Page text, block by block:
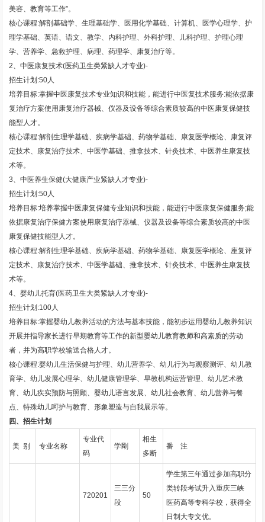
美容、教育等工作”。
核心课程:解剖基础学、生理基础学、医用化学基础、计算机、医学心理学、护
理学基础、英语、语文、教学、内科护理、外科护理、儿科护理、护理心理
学、营养学、急救护理、病理、药理学、康复治疗等。
2、中医康复技术(医药卫生类紧缺人才专业)-
招生计划:50人
培养目标:掌握中医康复技术专业知识和技能，能进行中医复技术服务:能依据康
复治疗方案使用康复治疗器械、仪器及设备等综合素质较高的中医康复保健技
能型人才。
核心课程:解剖生理学基础、疾病学基础、药物学基础、康复医学概论、康复评
定技术、康复治疗技术、中医学基础、推拿技术、针灸技术、中医养生康复技
术等。
3、中医养生保健(大健康产业紧缺人才专业)-
招生计划:50人
培养目标:培养掌握中医康复保健专业知识和技能，能进行中医康复保健服务;能
依据康复治疗保健方案使用康复治疗器械、仪器及设备等综合素质较高的中医
康复保健技能型人才。
核心课程:解剂生理学基础、疾病学基础、药物学基础、康复医学概论、座复评
定技术、康复治疗技术、中医学基础、推拿技术、针灸技术、中医养生康复技
术等。
4、婴幼儿托育(医药卫生大类紧缺人才专业)-
招生计划:100人
培养目标:掌握婴幼儿教养活动的方法与基本技能，能初步运用婴幼儿教养知识
开展并指导家长进行早期教育等工作的新型婴幼儿教育教师和高素质的劳动
者，并为高职学校输送合格人才。
核心课程:婴幼儿生活保健与护理、幼儿营养学、幼儿行为与观察测评、幼儿教
育学、幼儿发展心理学、幼儿健康管理学、早教机构运营管理、幼儿艺术教
育、幼儿疾实预防与照顾、婴幼儿语言发展、幼儿社会教育、幼儿营养与餐
点、特殊幼儿呵护与教育、形象塑造与自我展示等。
四、招生计划
美 别 专业名称
专业代
码
学剛
相生
多断
番 注
720201
三三分
段
50
学生第三年通过参加高职分
类转段考试升入重庆三峡
医药高等专科学校，获得全
日制大专文优。